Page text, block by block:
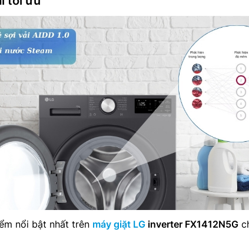
nổi bật nhất trên máy giặt LG inverter FX1412N5G